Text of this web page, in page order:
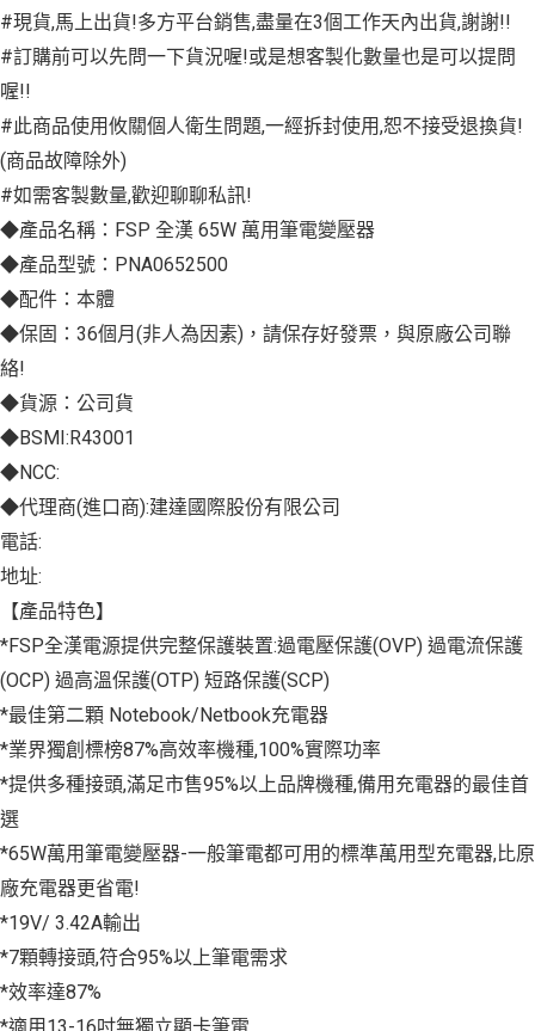
#現貨,馬上出貨!多方平台銷售,盡量在3個工作天內出貨,謝謝!!
#訂購前可以先問一下貨況喔!或是想客製化數量也是可以提問
喔!!
#此商品使用攸關個人衛生問題,一經拆封使用,恕不接受退換貨!
(商品故障除外)
#如需客製數量,歡迎聊聊私訊!
◆產品名稱：FSP 全漢 65W 萬用筆電變壓器
◆產品型號：PNA0652500
◆配件：本體
◆保固：36個月(非人為因素)，請保存好發票，與原廠公司聯
絡!
◆貨源：公司貨
◆BSMI:R43001
◆NCC:
◆代理商(進口商):建達國際股份有限公司
電話:
地址:
【產品特色】
*FSP全漢電源提供完整保護裝置:過電壓保護(OVP) 過電流保護
(OCP) 過高溫保護(OTP) 短路保護(SCP)
*最佳第二顆 Notebook/Netbook充電器
*業界獨創標榜87%高效率機種,100%實際功率
*提供多種接頭,滿足市售95%以上品牌機種,備用充電器的最佳首
選
*65W萬用筆電變壓器-一般筆電都可用的標準萬用型充電器,比原
廠充電器更省電!
*19V/ 3.42A輸出
*7顆轉接頭,符合95%以上筆電需求
*效率達87%